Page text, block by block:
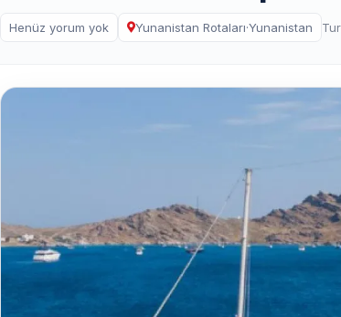
Henüz yorum yok Yunanistan Rotaları·Yunanistan